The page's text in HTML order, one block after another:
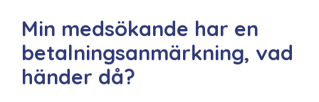
Min medsökande har en
betalningsanmärkning, vad
händer då?